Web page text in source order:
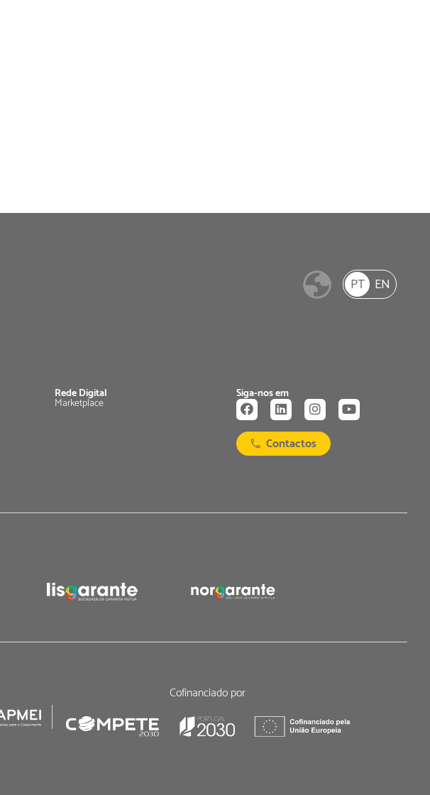
PT EN
Rede Digital
Marketplace
Siga-nos em
Contactos
Cofinanciado por